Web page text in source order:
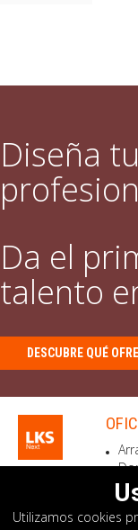
Diseña
Da el
talento
DESCUBRE QUÉ
Utilizamos cookies